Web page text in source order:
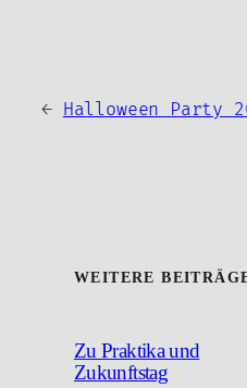
← Halloween Party
WEITERE
Zu Praktika und
Zukunftstag